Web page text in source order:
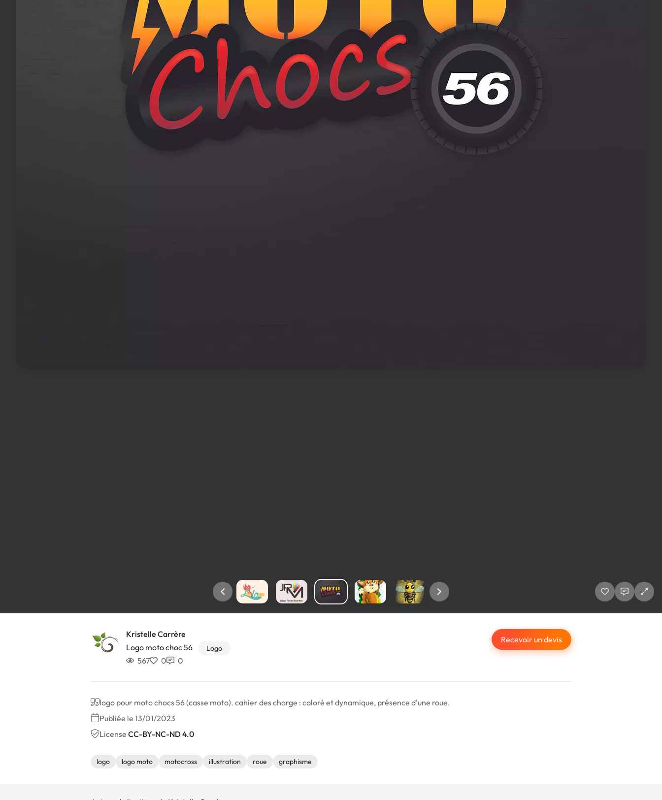
Kristelle Carrère
Logo moto choc 56
Logo
567 0 0
Recevoir un devis
logo pour moto chocs 56 (casse moto). cahier des charge : coloré et dynamique, présence d'une roue.
Publiée le 13/01/2023
License CC-BY-NC-ND 4.0
logo logo moto motocross illustration roue graphisme